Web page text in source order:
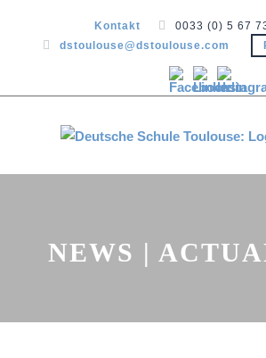
Kontakt
0033 (0) 5 67
dstoulouse@dstoulouse.com
NEWS |